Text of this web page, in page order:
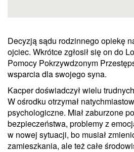
Decyzją sądu rodzinnego opiekę
ojciec. Wkrótce zgłosił się on do
Pomocy Pokrzywdzonym
wsparcia dla swojego syna.
Kacper doświadczył wielu
W ośrodku otrzymał
psychologiczne. Miał zaburzone
bezpieczeństwa, problemy z
w nowej sytuacji, bo musiał
zamieszkania, ale też całe